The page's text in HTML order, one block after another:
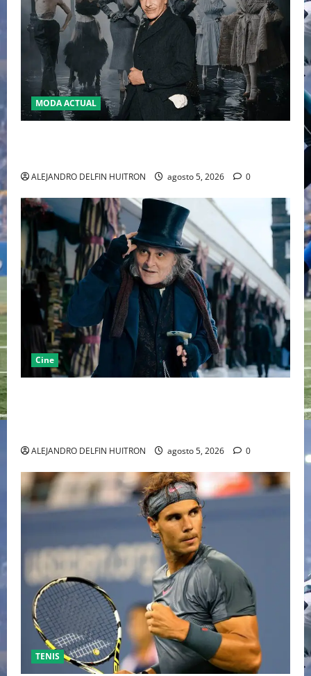
MODA ACTUAL
ALEJANDRO DELFIN HUITRON agosto 5, 2026 0
Cine
ALEJANDRO DELFIN HUITRON agosto 5, 2026 0
TENIS